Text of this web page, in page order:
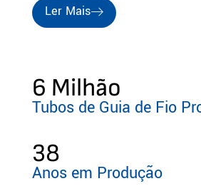
Ler Mais
Tubos de Guia de Fio
6 Milhão
Anos em Produção
38